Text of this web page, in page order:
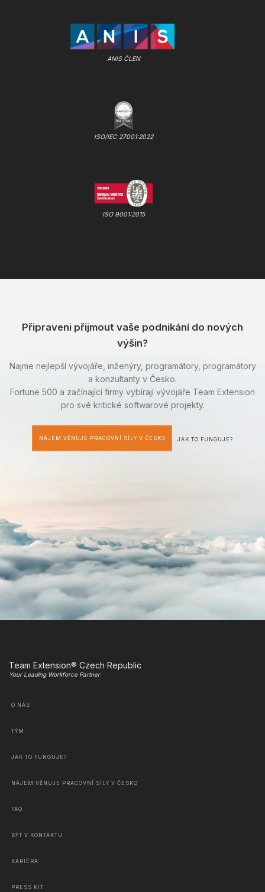
ANIS ČLEN
ISO/IEC 27001:2022
ISO 9001:2015
Připraveni přijmout vaše podnikání do nových
výšin?
Najme nejlepší vývojáře, inženýry, programátory, programátory
a konzultanty v Česko.
Fortune 500 a začínající firmy vybírají vývojáře Team Extension
pro své kritické softwarové projekty.
NÁJEM VĚNUJE PRACOVNÍ SÍLY V ČESKO JAK TO FUNGUJE?
Team Extension® Czech Republic
Your Leading Workforce Partner
O NÁS
TÝM
JAK TO FUNGUJE?
NÁJEM VĚNUJE PRACOVNÍ SÍLY V ČESKO
FAQ
BÝT V KONTAKTU
KARIÉRA
PRESS KIT